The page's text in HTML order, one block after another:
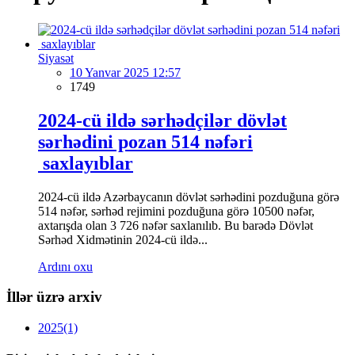
Siyasət
10 Yanvar 2025 12:57
1749
2024-cü ildə sərhədçilər dövlət
sərhədini pozan 514 nəfəri
saxlayıblar
2024-cü ildə Azərbaycanın dövlət sərhədini pozduğuna görə
514 nəfər, sərhəd rejimini pozduğuna görə 10500 nəfər,
axtarışda olan 3 726 nəfər saxlanılıb. Bu barədə Dövlət
Sərhəd Xidmətinin 2024-cü ildə...
Ardını oxu
İllər üzrə arxiv
2025(1)